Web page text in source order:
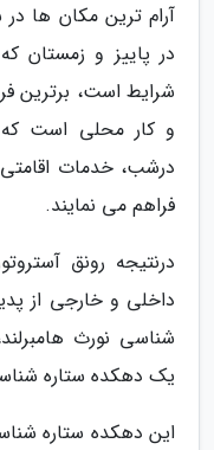
آرام ترین مکان ها در
در پاییز و زمستان
شرایط است، برترین
و کار محلی است که
درشب، خدمات اقامتی
فراهم می نمایند.
درنتیجه رونق
داخلی و خارجی از
شناسی نورث
یک دهکده ستاره
این دهکده ستاره